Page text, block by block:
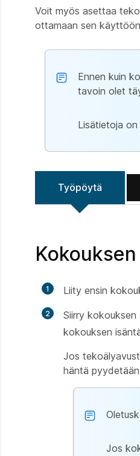
Voit myös asettaa
ottamaan sen
Ennen kuin
tavoin olet
Lisätietoja
Työpöytä
1 Liity ensin
2 Siirry kokouksen
kokouksen
Jos
häntä
Jos